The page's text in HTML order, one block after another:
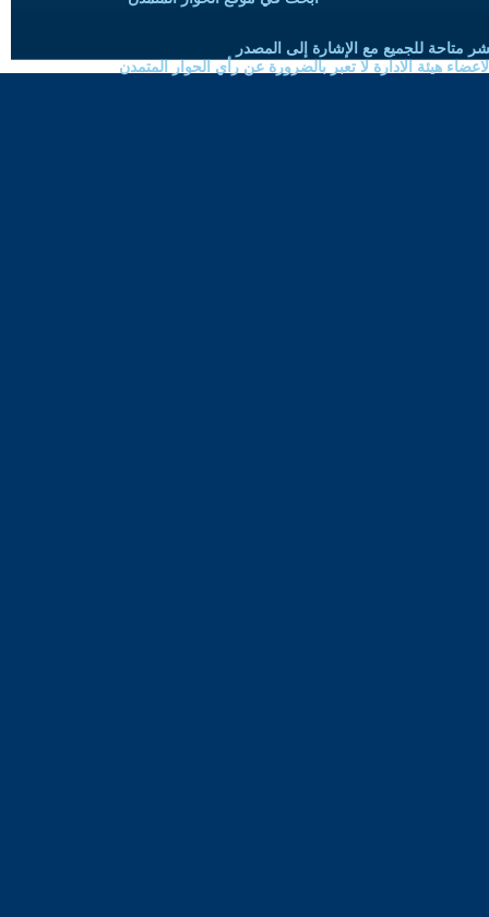
متاحة للجميع مع الإشارة إلى المصدر
هيئة الادارة لا تعبر بالضرورة عن رأي الحوار المتمدن